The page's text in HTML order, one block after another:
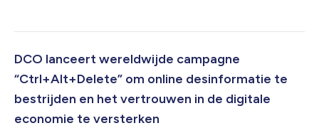
Community (GEC) - een nieuw platform dat is ontworpen om
bevorderen ter ondersteuning van digitale initiatieven met een
grote impact in DCO-lidstaten en...
DCO lanceert wereldwijde campagne
“Ctrl+Alt+Delete” om online desinformatie te
bestrijden en het vertrouwen in de digitale
economie te versterken